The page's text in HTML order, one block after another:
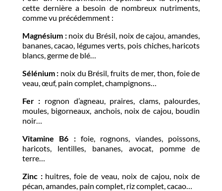
cette dernière a besoin de nombreux nutriments,
comme vu précédemment :
Magnésium :noix du Brésil, noix de cajou, amandes,
bananes, cacao, légumes verts, pois chiches, haricots
blancs, germe de blé…
Sélénium : noix du Brésil, fruits de mer, thon, foie de
veau, œuf, pain complet, champignons…
Fer : rognon d’agneau, praires, clams, palourdes,
moules, bigorneaux, anchois, noix de cajou, boudin
noir…
Vitamine B6 :foie, rognons, viandes, poissons,
haricots, lentilles, bananes, avocat, pomme de
terre…
Zinc :huitres, foie de veau, noix de cajou, noix de
pécan, amandes, pain complet, riz complet, cacao…